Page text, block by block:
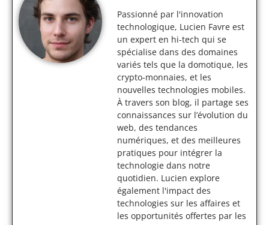
Passionné par l'innovation
technologique, Lucien Favre est
un expert en hi-tech qui se
spécialise dans des domaines
variés tels que la domotique, les
crypto-monnaies, et les
nouvelles technologies mobiles.
À travers son blog, il partage ses
connaissances sur l’évolution du
web, des tendances
numériques, et des meilleures
pratiques pour intégrer la
technologie dans notre
quotidien. Lucien explore
également l'impact des
technologies sur les affaires et
les opportunités offertes par les